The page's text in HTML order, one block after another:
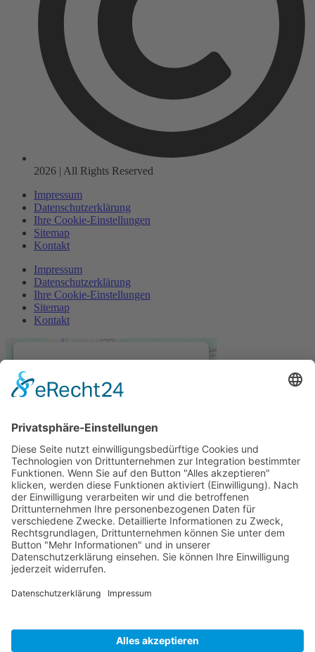
2026 | All Rights Reserved
Impressum
Datenschutzerklärung
Ihre Cookie-Einstellungen
Sitemap
Kontakt
Impressum
Datenschutzerklärung
Ihre Cookie-Einstellungen
Sitemap
Kontakt
Zustimmung, um den
Google Maps-Service zu
Wir verwenden einen Service eines
Drittanbieters, um Karteninhalte
einzubetten. Dieser Service kann
Daten zu Ihren Aktivitäten
sammeln. Bitte lesen Sie die Details
durch und stimmen Sie der
Nutzung des Service zu, um diese
Karte anzuzeigen.
Mehr Informationen